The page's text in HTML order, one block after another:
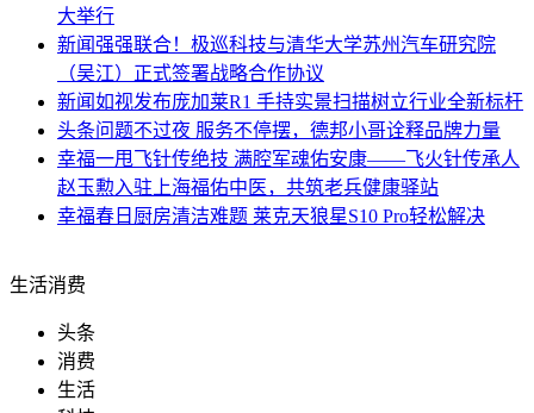
大举行
新闻强强联合！极巡科技与清华大学苏州汽车研究院
（吴江）正式签署战略合作协议
新闻如视发布庞加莱R1 手持实景扫描树立行业全新标杆
头条问题不过夜 服务不停摆，德邦小哥诠释品牌力量
幸福一甩飞针传绝技 满腔军魂佑安康——飞火针传承人
赵玉勲入驻上海福佑中医，共筑老兵健康驿站
幸福春日厨房清洁难题 莱克天狼星S10 Pro轻松解决
生活消费
头条
消费
生活